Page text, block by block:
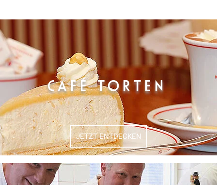
CAFÉ TORTEN
JETZT ENTDECKEN